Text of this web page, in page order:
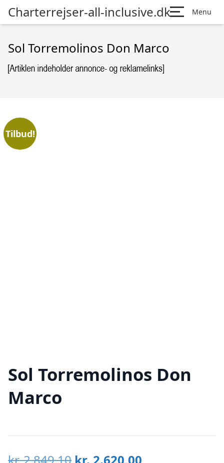
Charterrejser-all-inclusive.dk Menu
Sol Torremolinos Don Marco
Tilbud!
Sol Torremolinos Don
Marco
kr.2.849,10 Den
kr. 2.620,00